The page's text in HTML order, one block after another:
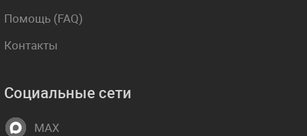
Помощь (FAQ)
Контакты
Социальные сети
MAX